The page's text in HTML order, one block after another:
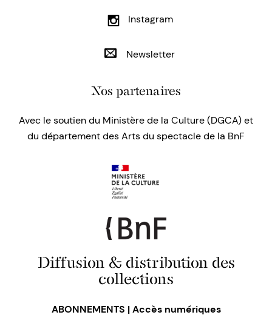
Instagram
Newsletter
Nos partenaires
Avec le soutien du Ministère de la Culture (DGCA) et
du département des Arts du spectacle de la BnF
Diffusion & distribution des
collections
ABONNEMENTS | Accès numériques